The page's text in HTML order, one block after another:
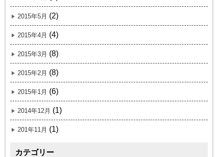
2015年5月 (2)
2015年4月 (4)
2015年3月 (8)
2015年2月 (8)
2015年1月 (6)
2014年12月 (1)
201年11月 (1)
カテゴリー